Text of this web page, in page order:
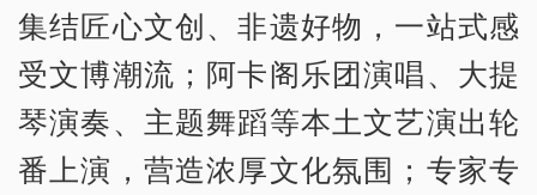
集结匠心文创、非遗好物，一站式感
受文博潮流；阿卡阁乐团演唱、大提
琴演奏、主题舞蹈等本土文艺演出轮
番上演，营造浓厚文化氛围；专家专